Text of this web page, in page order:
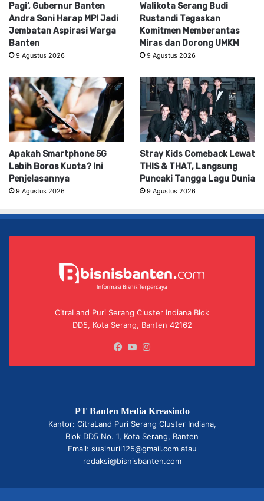
Pagi’, Gubernur Banten
Andra Soni Harap MPI Jadi
Jembatan Aspirasi Warga
Banten
9 Agustus 2026
Walikota Serang Budi
Rustandi Tegaskan
Komitmen Memberantas
Miras dan Dorong UMKM
9 Agustus 2026
Apakah Smartphone 5G
Lebih Boros Kuota? Ini
Penjelasannya
9 Agustus 2026
Stray Kids Comeback Lewat
THIS & THAT, Langsung
Puncaki Tangga Lagu Dunia
9 Agustus 2026
CitraLand Puri Serang Cluster Indiana Blok
DD5, Kota Serang, Banten 42162
Facebook
YouTube
PT Banten Media Kreasindo
Kantor: CitraLand Puri Serang Cluster Indiana,
Blok DD5 No. 1, Kota Serang, Banten
Email: susinuril125@gmail.com atau
redaksi@bisnisbanten.com